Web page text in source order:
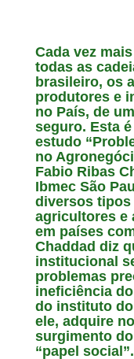
Cada vez
todas as
brasileiro, os
produtores e
no País, de
seguro. Esta
estudo
no
Fabio Ribas
Ibmec São
diversos tipos
agricultores e
em países
Chaddad diz
institucional
problemas
ineficiência
do instituto
ele, adquire
surgimento
“papel